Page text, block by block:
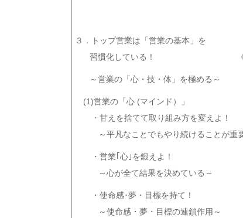
３．トップ営業は「営業の基本」を
習慣化している！
～営業の「心・技・体」を極める～
(1)営業の「心 (マインド）」
・甘えを捨てて取り組み方を変えよ！
～平凡なことでもやり続けることが重
・営業｢心｣を鍛えよ！
～心が全て結果を決めている～
・使命感･夢・目標を持て！
～使命感・夢・目標の連鎖作用～